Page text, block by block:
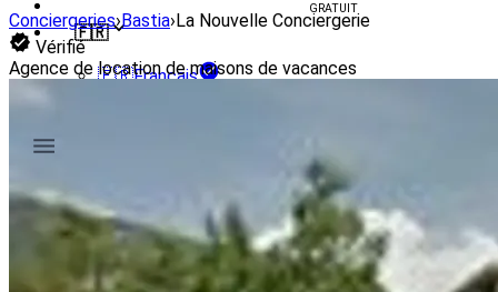
GRATUIT
🇫🇷
🇫🇷Français
Conciergeries›Bastia› La Nouvelle Conciergerie
Vérifié
Agence de location de maisons de vacances